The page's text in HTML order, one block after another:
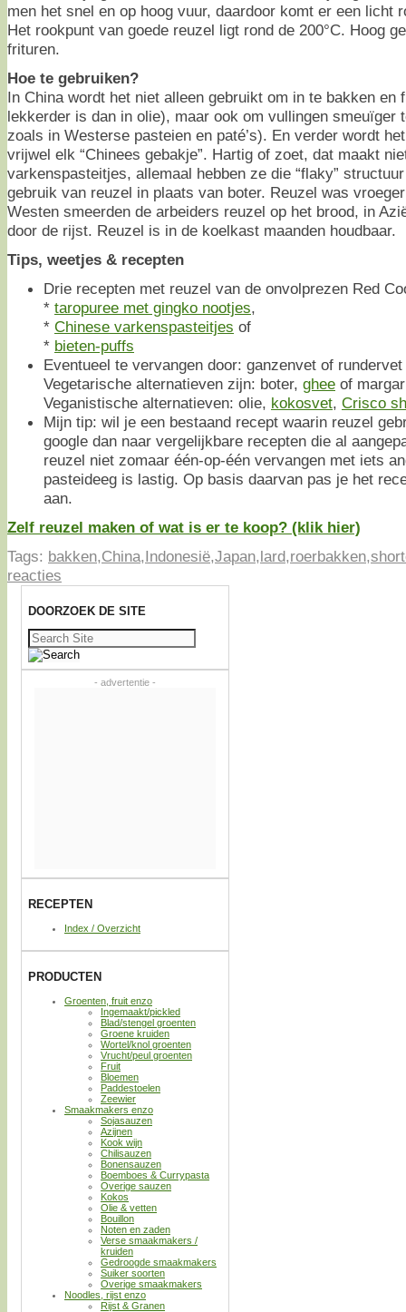
men het snel en op hoog vuur, daardoor komt er een licht
Het rookpunt van goede reuzel ligt rond de 200°C. Hoog
frituren.
Hoe te gebruiken?
In China wordt het niet alleen gebruikt om in te bakken en
lekkerder is dan in olie), maar ook om vullingen smeuïger
zoals in Westerse pasteien en paté’s). En verder wordt
vrijwel elk “Chinees gebakje”. Hartig of zoet, dat maakt
varkenspasteitjes, allemaal hebben ze die “flaky”
gebruik van reuzel in plaats van boter. Reuzel was
Westen smeerden de arbeiders reuzel op het brood, in
door de rijst. Reuzel is in de koelkast maanden houdbaar.
Tips, weetjes & recepten
Drie recepten met reuzel van de onvolprezen Red
* taropuree met gingko nootjes,
* Chinese varkenspasteitjes of
* bieten-puffs
Eventueel te vervangen door: ganzenvet of
Vegetarische alternatieven zijn: boter, ghee of
Veganistische alternatieven: olie, kokosvet, Crisco
Mijn tip: wil je een bestaand recept waarin reuzel
google dan naar vergelijkbare recepten die al
reuzel niet zomaar één-op-één vervangen met iets
pasteideeg is lastig. Op basis daarvan pas je het
aan.
Zelf reuzel maken of wat is er te koop? (klik hier)
Tags: bakken,China,Indonesië,Japan,lard,roerbakken,
reacties
DOORZOEK DE SITE
Zoeken
naar:
- advertentie -
RECEPTEN
Index / Overzicht
PRODUCTEN
Groenten, fruit enzo
Ingemaakt/pickled
Blad/stengel groenten
Groene kruiden
Wortel/knol groenten
Vrucht/peul groenten
Fruit
Bloemen
Paddestoelen
Zeewier
Smaakmakers enzo
Sojasauzen
Azijnen
Kook wijn
Chilisauzen
Bonensauzen
Boemboes & Currypasta
Overige sauzen
Kokos
Olie & vetten
Bouillon
Noten en zaden
Verse smaakmakers /
kruiden
Gedroogde smaakmakers
Suiker soorten
Overige smaakmakers
Noodles, rijst enzo
Rijst & Granen